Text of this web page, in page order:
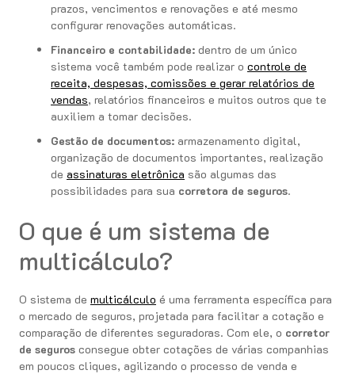
prazos, vencimentos e renovações e até mesmo
configurar renovações automáticas.
Financeiro e contabilidade: dentro de um único
sistema você também pode realizar o controle de
receita, despesas, comissões e gerar relatórios de
vendas, relatórios financeiros e muitos outros que te
auxiliem a tomar decisões.
Gestão de documentos: armazenamento digital,
organização de documentos importantes, realização
de assinaturas eletrônica são algumas das
possibilidades para sua corretora de seguros.
O que é um sistema de
multicálculo?
O sistema de multicálculo é uma ferramenta específica para
o mercado de seguros, projetada para facilitar a cotação e
comparação de diferentes seguradoras. Com ele, o corretor
de seguros consegue obter cotações de várias companhias
em poucos cliques, agilizando o processo de venda e